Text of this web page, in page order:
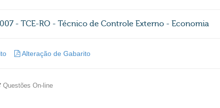
- TCE-RO - Técnico de Controle Externo - Economia
Alteração de Gabarito
Questões On-line